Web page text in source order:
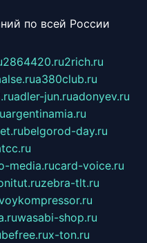
по всей России
2864420.ru2rich.ru
a380club.ru
adler-jun.ruadonyev.ru
argentinamia.ru
belgorod-day.ru
media.rucard-voice.ru
zebra-tlt.ru
wasabi-shop.ru
x-ton.ru